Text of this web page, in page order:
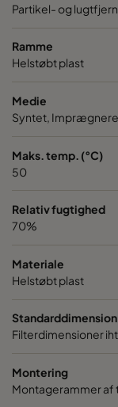
Partikel- og
Ramme
Helstøbt plast
Medie
Syntet,
Maks. temp. (°C)
50
Relativ fugtighed
70%
Materiale
Helstøbt plast
Standarddimension
Filterdimensioner
Montering
Montagerammer af